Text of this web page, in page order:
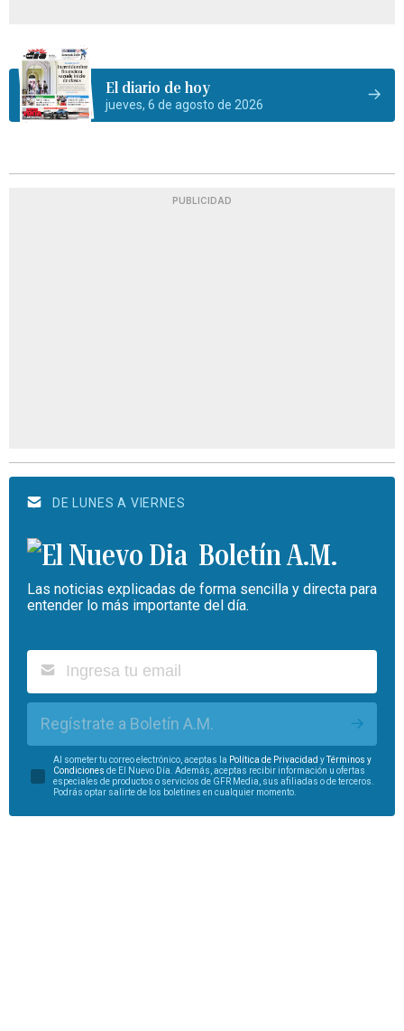
El diario de hoy
jueves, 6 de agosto de 2026
PUBLICIDAD
DE LUNES A VIERNES
Boletín A.M.
Las noticias explicadas de forma sencilla y directa para
entender lo más importante del día.
Regístrate a Boletín A.M.
Al someter tu correo electrónico, aceptas la Política de Privacidad yTérminos y
Condiciones de El Nuevo Día. Además, aceptas recibir información u ofertas
especiales de productos o servicios de GFR Media, sus afiliadas o de terceros.
Podrás optar salirte de los boletines en cualquier momento.